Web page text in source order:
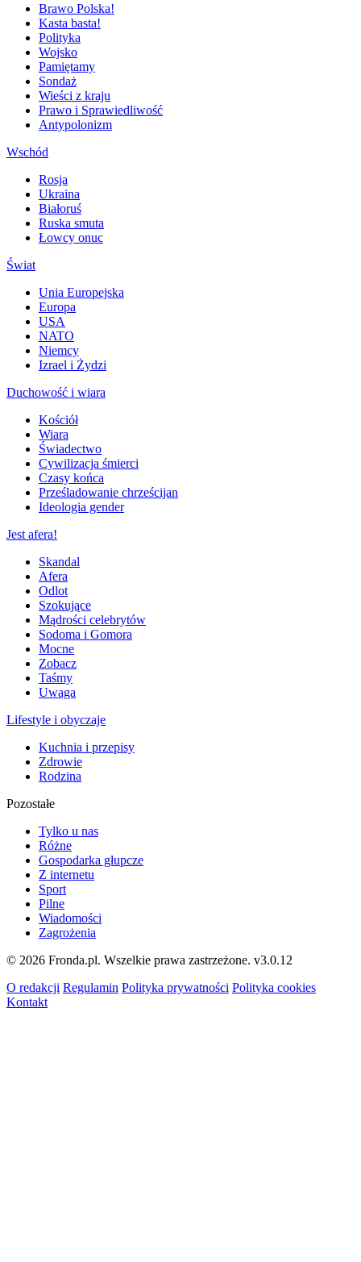
Brawo Polska!
Kasta basta!
Polityka
Wojsko
Pamiętamy
Sondaż
Wieści z kraju
Prawo i Sprawiedliwość
Antypolonizm
Wschód
Rosja
Ukraina
Białoruś
Ruska smuta
Łowcy onuc
Świat
Unia Europejska
Europa
USA
NATO
Niemcy
Izrael i Żydzi
Duchowość i wiara
Kościół
Wiara
Świadectwo
Cywilizacja śmierci
Czasy końca
Prześladowanie chrześcijan
Ideologia gender
Jest afera!
Skandal
Afera
Odlot
Szokujące
Mądrości celebrytów
Sodoma i Gomora
Mocne
Zobacz
Taśmy
Uwaga
Lifestyle i obyczaje
Kuchnia i przepisy
Zdrowie
Rodzina
Pozostałe
Tylko u nas
Różne
Gospodarka głupcze
Z internetu
Sport
Pilne
Wiadomości
Zagrożenia
© 2026 Fronda.pl. Wszelkie prawa zastrzeżone. v3.0.12
O redakcji Regulamin Polityka prywatności Polityka cookies
Kontakt